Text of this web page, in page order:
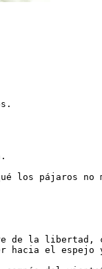
los pájaros no
de la
hacia el espejo